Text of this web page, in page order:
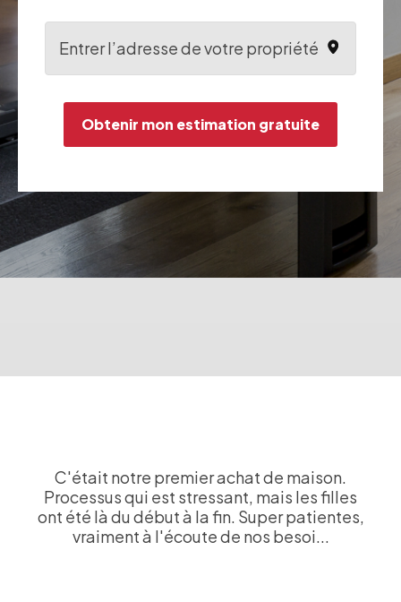
Obtenir mon estimation gratuite
Service excellent